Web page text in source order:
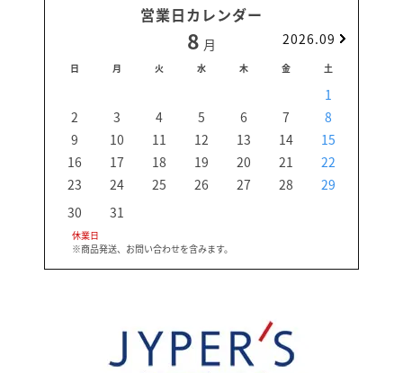
営業日カレンダー
8 月 2026.09
日 月 火 水 木 金 土
1
2
3 4 5 6 7
8
9
10 11 12 13 14
15
16
17 18 19 20 21
22
23
24 25 26 27 28
29
30
31
休業日
※商品発送、お問い合わせを含みます。